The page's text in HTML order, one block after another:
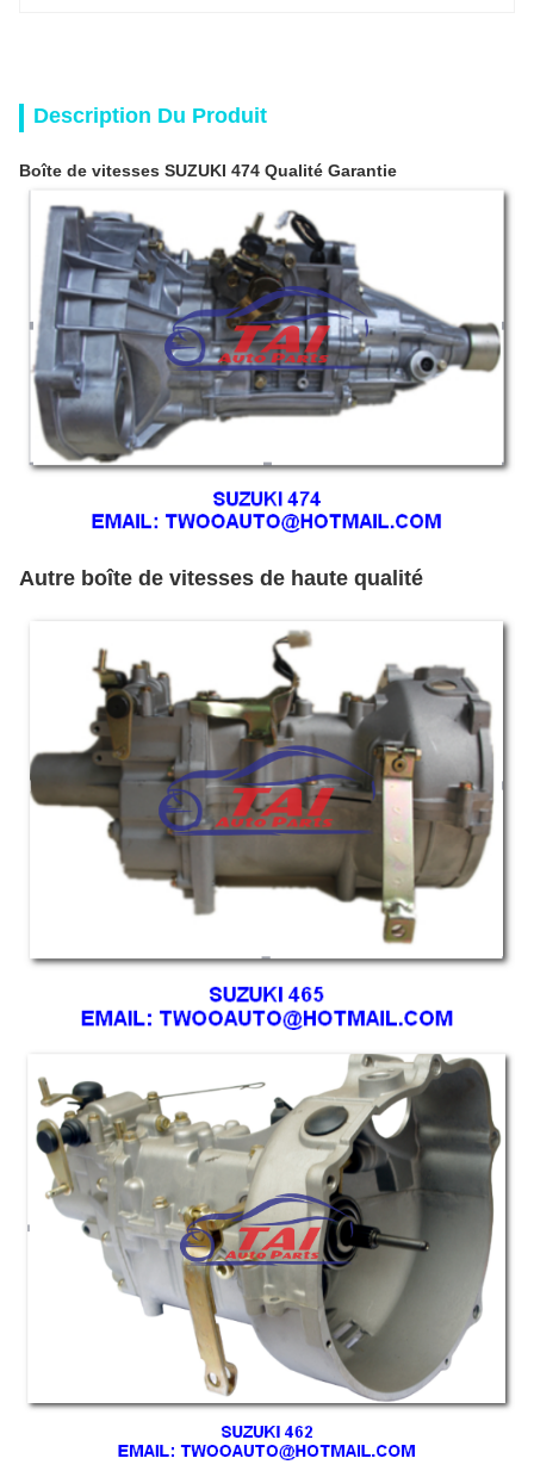
Description Du Produit
Boîte de vitesses SUZUKI 474 Qualité Garantie
Autre boîte de vitesses de haute qualité